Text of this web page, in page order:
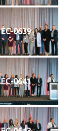
EC-0639
EC-0641